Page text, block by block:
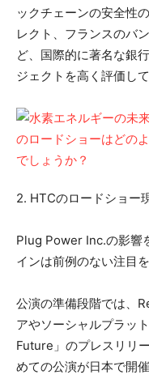
ックチェーンの安全性
レクト、フランスのバ
ど、国際的に著名な銀
ジェクトを高く評価して
2. HTCのロードショー
Plug Power Inc.の影響
インは前例のない注目
公演の準備段階では、
アやソーシャルプラッ
Future」のプレスリリ
めての公演が日本で開